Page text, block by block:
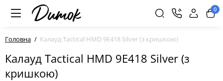
0
Головна Калауд Tactical HMD 9E418 Silver (з кришкою)
Калауд Tactical HMD 9E418 Silver (з
кришкою)